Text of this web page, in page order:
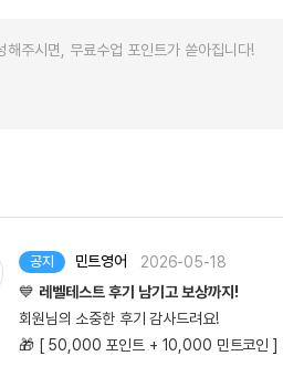
공지 민트영어
2026-05-18
💙 레벨테스트 후기 남기고 보상까지!
회원님의 소중한 후기 감사드려요!
🎁 [ 50,000 포인트 + 10,000 민트코인 ]